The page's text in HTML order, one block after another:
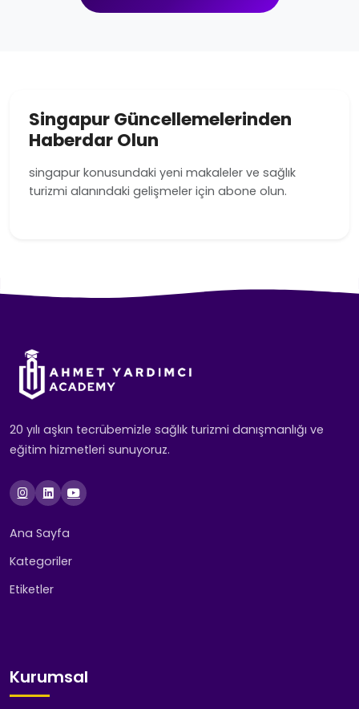
Singapur Güncellemelerinden
Haberdar Olun
singapur konusundaki yeni makaleler ve sağlık
turizmi alanındaki gelişmeler için abone olun.
20 yılı aşkın tecrübemizle sağlık turizmi danışmanlığı ve
eğitim hizmetleri sunuyoruz.
Ana Sayfa
Kategoriler
Etiketler
Kurumsal